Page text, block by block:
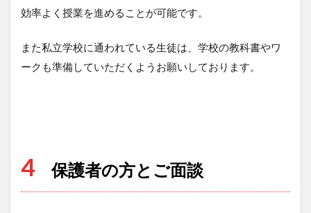
効率よく授業を進めることが可能です。
また私立学校に通われている生徒は、学校の教科書やワ
ークも準備していただくようお願いしております。
4 保護者の方とご面談